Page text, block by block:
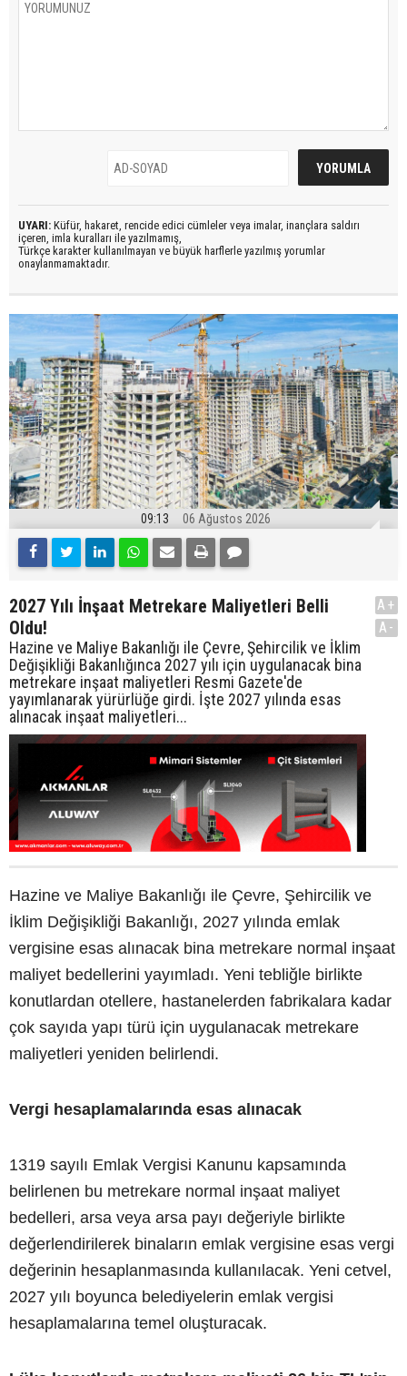
UYARI: Küfür, hakaret, rencide edici cümleler veya imalar, inançlara saldırı
içeren, imla kuralları ile yazılmamış,
Türkçe karakter kullanılmayan ve büyük harflerle yazılmış yorumlar
onaylanmamaktadır.
09:13 06 Ağustos 2026
2027 Yılı İnşaat Metrekare Maliyetleri Belli
Oldu!
Hazine ve Maliye Bakanlığı ile Çevre, Şehircilik ve İklim
Değişikliği Bakanlığınca 2027 yılı için uygulanacak bina
metrekare inşaat maliyetleri Resmi Gazete'de
yayımlanarak yürürlüğe girdi. İşte 2027 yılında esas
alınacak inşaat maliyetleri...
A+
A-
Hazine ve Maliye Bakanlığı ile Çevre, Şehircilik ve
İklim Değişikliği Bakanlığı, 2027 yılında emlak
vergisine esas alınacak bina metrekare normal inşaat
maliyet bedellerini yayımladı. Yeni tebliğle birlikte
konutlardan otellere, hastanelerden fabrikalara kadar
çok sayıda yapı türü için uygulanacak metrekare
maliyetleri yeniden belirlendi.
Vergi hesaplamalarında esas alınacak
1319 sayılı Emlak Vergisi Kanunu kapsamında
belirlenen bu metrekare normal inşaat maliyet
bedelleri, arsa veya arsa payı değeriyle birlikte
değerlendirilerek binaların emlak vergisine esas vergi
değerinin hesaplanmasında kullanılacak. Yeni cetvel,
2027 yılı boyunca belediyelerin emlak vergisi
hesaplamalarına temel oluşturacak.